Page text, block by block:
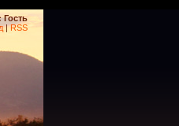
Гость
|RSS